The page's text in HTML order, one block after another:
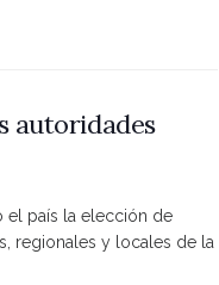
autoridades
el país la elección de
regionales y locales de la